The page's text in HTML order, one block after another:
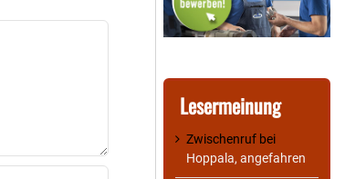
Lesermeinung
Zwischenruf bei
Hoppala, angefahren